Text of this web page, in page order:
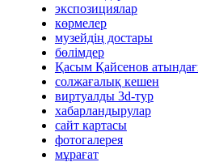
экспозициялар
көрмелер
музейдің достары
бөлімдер
Қасым Қайсенов
солжағалық кешен
виртуалды 3d-тур
xабарландырулар
сайт картасы
фотогалерея
мұрағат